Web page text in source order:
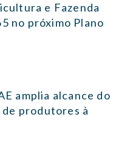
e Fazenda
no próximo Plano
amplia alcance do
produtores à